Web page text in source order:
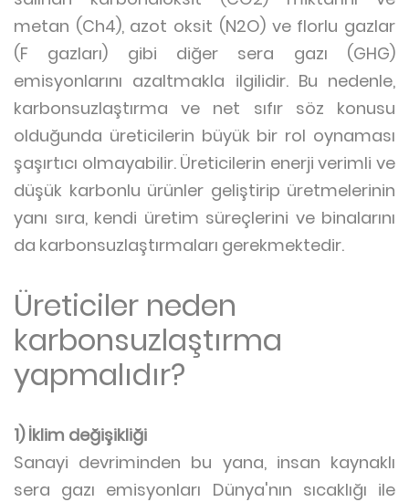
metan (Ch4), azot oksit (N2O) ve florlu gazlar
(F gazları) gibi diğer sera gazı (GHG)
emisyonlarını azaltmakla ilgilidir. Bu nedenle,
karbonsuzlaştırma ve net sıfır söz konusu
olduğunda üreticilerin büyük bir rol oynaması
şaşırtıcı olmayabilir. Üreticilerin enerji verimli ve
düşük karbonlu ürünler geliştirip üretmelerinin
yanı sıra, kendi üretim süreçlerini ve binalarını
da karbonsuzlaştırmaları gerekmektedir.
Üreticiler neden
karbonsuzlaştırma
yapmalıdır?
1) İklim değişikliği
Sanayi devriminden bu yana, insan kaynaklı
sera gazı emisyonları Dünya'nın sıcaklığı ile